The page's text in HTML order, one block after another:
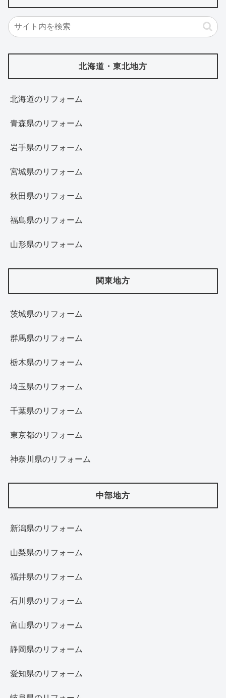
北海道・東北地方
北海道‎のリフォーム
青森県のリフォーム
岩手県のリフォーム
宮城県のリフォーム
秋田県のリフォーム
福島県のリフォーム
山形県のリフォーム
関東地方
茨城県のリフォーム
群馬県のリフォーム
栃木県のリフォーム
埼玉県のリフォーム
千葉県のリフォーム
東京都のリフォーム
神奈川県のリフォーム
中部地方
新潟県のリフォーム
山梨県のリフォーム
福井県のリフォーム
石川県のリフォーム
富山県のリフォーム
静岡県のリフォーム
愛知県のリフォーム